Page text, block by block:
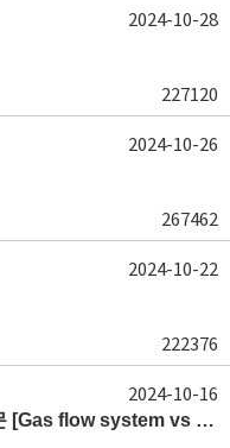
227120
2024-10-28
267462
2024-10-26
222376
2024-10-22
Wafer 영역별 E/R 차이에 대한 질문 [Gas flow system vs E/R]
2024-10-16